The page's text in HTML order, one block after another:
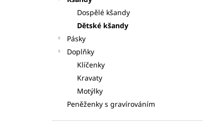
Dospělé kšandy
Dětské kšandy
Pásky
Doplňky
Klíčenky
Kravaty
Motýlky
Peněženky s gravírováním